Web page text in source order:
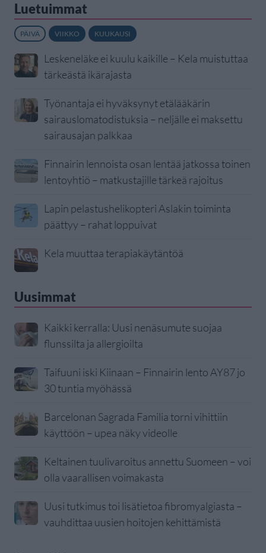
Luetuimmat
PÄIVÄ VIIKKO KUUKAUSI
Leskeneläke ei kuulu kaikille – Kela muistuttaa
tärkeästä ikärajasta
Työnantaja ei hyväksynyt etälääkärin
sairauslomatodistuksia – neljälle ei maksettu
sairausajan palkkaa
Finnairin lennoista osan lentää jatkossa toinen
lentoyhtiö – matkustajille tärkeä rajoitus
Lapin pelastushelikopteri Aslakin toiminta
päättyy – rahat loppuivat
Kela muuttaa terapiakäytäntöä
Uusimmat
Kaikki kerralla: Uusi nenäsumute suojaa
flunssilta ja allergioilta
Taifuuni iski Kiinaan – Finnairin lento AY87 jo
30 tuntia myöhässä
Barcelonan Sagrada Familia torni vihittiin
käyttöön – upea näky videolle
Keltainen tuulivaroitus annettu Suomeen – voi
olla vaarallisen voimakasta
Uusi tutkimus toi lisätietoa fibromyalgiasta –
vauhdittaa uusien hoitojen kehittämistä